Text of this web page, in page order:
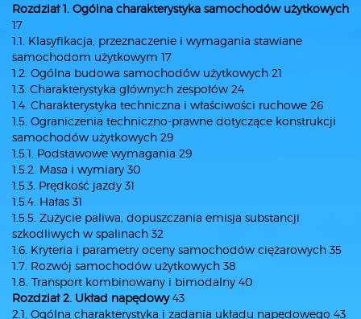
Rozdział 1. Ogólna charakterystyka samochodów użytkowych
17
1.1. Klasyfikacja, przeznaczenie i wymagania stawiane
samochodom użytkowym 17
1.2. Ogólna budowa samochodów użytkowych 21
1.3. Charakterystyka głównych zespołów 24
1.4. Charakterystyka techniczna i właściwości ruchowe 26
1.5. Ograniczenia techniczno-prawne dotyczące konstrukcji
samochodów użytkowych 29
1.5.1. Podstawowe wymagania 29
1.5.2. Masa i wymiary 30
1.5.3. Prędkość jazdy 31
1.5.4. Hałas 31
1.5.5. Zużycie paliwa, dopuszczania emisja substancji
szkodliwych w spalinach 32
1.6. Kryteria i parametry oceny samochodów ciężarowych 35
1.7. Rozwój samochodów użytkowych 38
1.8. Transport kombinowany i bimodalny 40
Rozdział 2. Układ napędowy43
2.1. Ogólna charakterystyka i zadania układu napędowego 43